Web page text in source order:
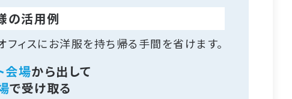
の活用例
フィスにお洋服を持ち帰る手間を省けます。
会場から出して
で受け取る